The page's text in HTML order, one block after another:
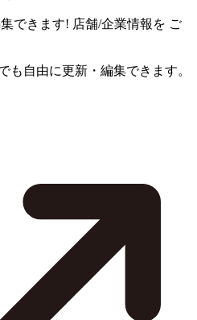
できます! 店舗/企業情報を ご
も自由に更新・編集できます。